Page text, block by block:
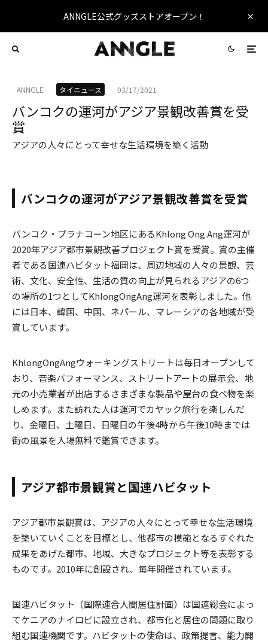
ANNGLE公式グッズストアオープン！
ANNGLE · タイニュース · 03/17/2021
バンコクの運河がアジア景観改善賞を受
賞
アジアの人々にとって幸せな生活環境を築く活動
バンコクの運河がアジア景観改善賞を受賞
バンコク・プラナコーン地区にあるKhlong Ong Ang運河が
2020年アジア都市景観改善プロジェクト賞を受賞。賞の主催
者である国連ハビタット福岡は、周辺地域の人々の景観、芸
術、文化、安全性、生活の質の向上が見られるアジアの6つ
の場所の1つとしてKhlongOngAng運河を表彰しました。他
には日本、韓国、中国、ネパール、マレーシアの各地域が受
賞しています。
KhlongOngAngウォーキングストリートは毎日オープンして
おり、音楽パフォーマンス、ストリートアートの展示会、地
元の小売業者が出店するさまざまな製品や屋台の食べ物を楽
しめます。また訪れた人は運河でカヤック旅行を楽しんだ
り、金曜日、土曜日、日曜日の午後4時から午後10時までは
街の風景を入場無料で鑑賞できます。
アジア都市景観賞と国連ハビタット
アジア都市景観賞は、アジアの人々にとって幸せな生活環境
を築いていくことを目標とし、他都市の模範となるすぐれた
成果をあげた都市、地域、大きなプロジェクト等を表彰する
ものです。2010年に創設され、毎年開催されています。
国連ハビタット（国際連合人間居住計画）は国連総会によっ
てケニアのナイロビに設立され、都市化と居住の問題に取り
組む国連機関です。ハビタットの使命は、政策提言、能力開